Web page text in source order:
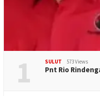
1 SULUT 573 Views
Pnt Rio